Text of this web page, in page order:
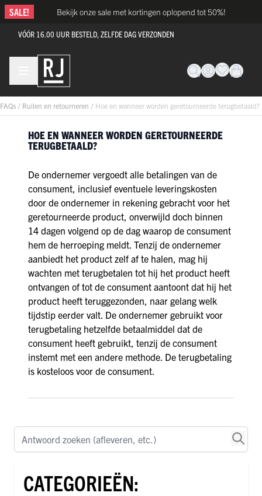
Ga naar de inhoud
SALE! Bekijk onze sale met kortingen oplopend tot 50%!
VÓÓR 16.00 UUR BESTELD, ZELFDE DAG VERZONDEN
FAQs / Ruilen en retourneren / Hoe en wanneer worden geretourneerde terugbetaald?
HOE EN WANNEER WORDEN GERETOURNEERDE
TERUGBETAALD?
De ondernemer vergoedt alle betalingen van de
consument, inclusief eventuele leveringskosten
door de ondernemer in rekening gebracht voor het
geretourneerde product, onverwijld doch binnen
14 dagen volgend op de dag waarop de consument
hem de herroeping meldt. Tenzij de ondernemer
aanbiedt het product zelf af te halen, mag hij
wachten met terugbetalen tot hij het product heeft
ontvangen of tot de consument aantoont dat hij het
product heeft teruggezonden, naar gelang welk
tijdstip eerder valt. De ondernemer gebruikt voor
terugbetaling hetzelfde betaalmiddel dat de
consument heeft gebruikt, tenzij de consument
instemt met een andere methode. De terugbetaling
is kosteloos voor de consument.
CATEGORIEËN: